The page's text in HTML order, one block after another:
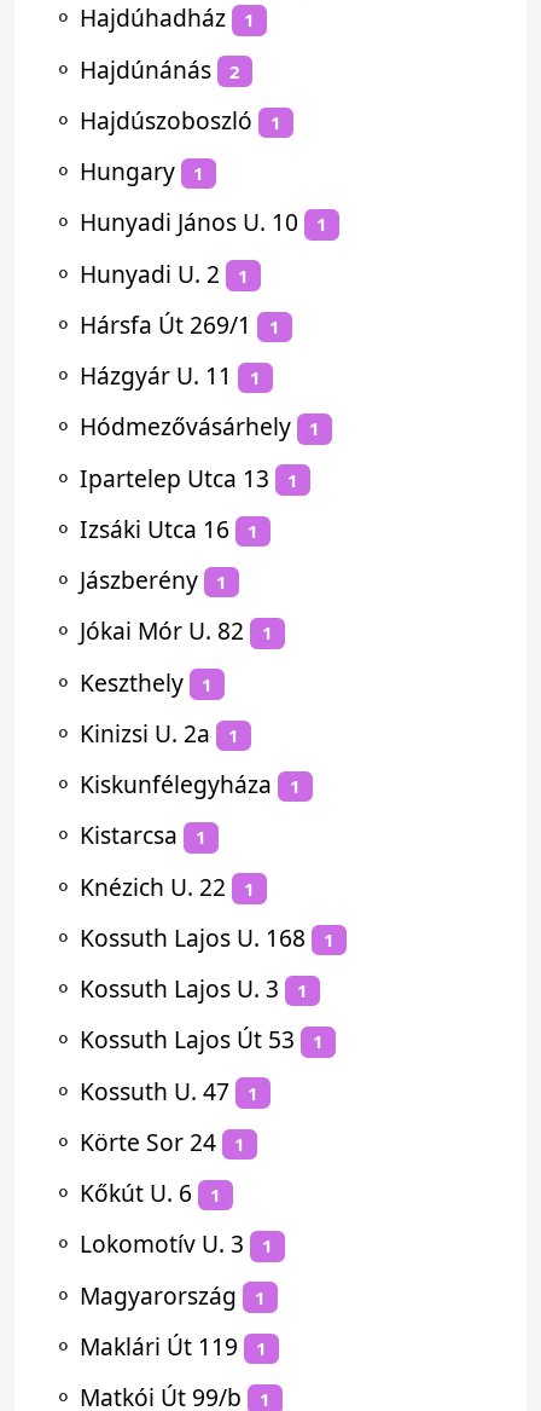
⚬ Hajdúhadház 1
⚬ Hajdúnánás 2
⚬ Hajdúszoboszló 1
⚬ Hungary 1
⚬ Hunyadi János U. 10 1
⚬ Hunyadi U. 2 1
⚬ Hársfa Út 269/1 1
⚬ Házgyár U. 11 1
⚬ Hódmezővásárhely 1
⚬ Ipartelep Utca 13 1
⚬ Izsáki Utca 16 1
⚬ Jászberény 1
⚬ Jókai Mór U. 82 1
⚬ Keszthely 1
⚬ Kinizsi U. 2a 1
⚬ Kiskunfélegyháza 1
⚬ Kistarcsa 1
⚬ Knézich U. 22 1
⚬ Kossuth Lajos U. 168 1
⚬ Kossuth Lajos U. 3 1
⚬ Kossuth Lajos Út 53 1
⚬ Kossuth U. 47 1
⚬ Körte Sor 24 1
⚬ Kőkút U. 6 1
⚬ Lokomotív U. 3 1
⚬ Magyarország 1
⚬ Maklári Út 119 1
⚬ Matkói Út 99/b 1